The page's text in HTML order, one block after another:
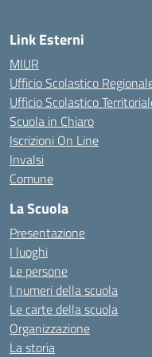
Link Esterni
MIUR
Ufficio Scolastico
Ufficio Scolastico
Scuola in Chiaro
Iscrizioni On Line
Invalsi
Comune
La Scuola
Presentazione
I luoghi
Le persone
I numeri della scuola
Le carte della scuola
Organizzazione
La storia